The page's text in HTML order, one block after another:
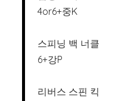
4or6+중K
스피닝 백 너클
6+강P
리버스 스핀 킥